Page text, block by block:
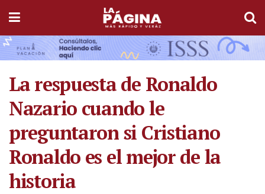
La respuesta de Ronaldo
Nazario cuando le
preguntaron si Cristiano
Ronaldo es el mejor de la
historia